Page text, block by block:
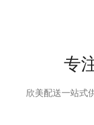
专
欣美配送一站式